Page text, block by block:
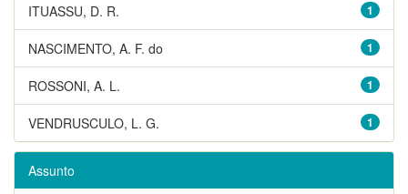
1
ITUASSU, D. R.
1
NASCIMENTO, A. F. do
1
ROSSONI, A. L.
1
VENDRUSCULO, L. G.
Assunto